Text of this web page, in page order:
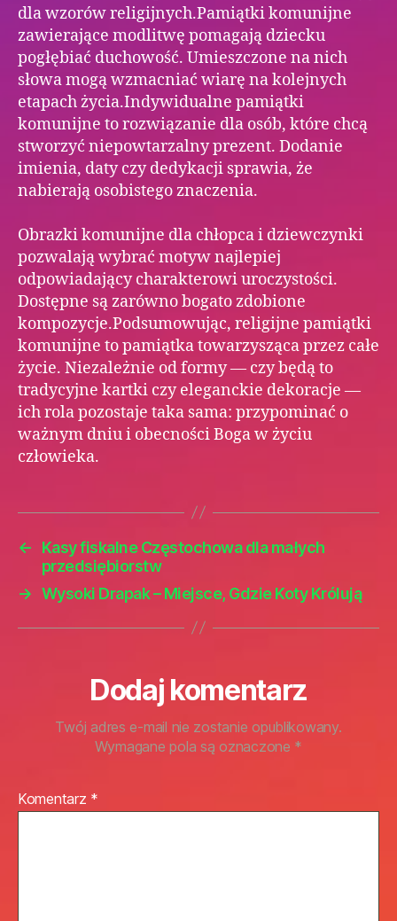
dla wzorów religijnych.Pamiątki komunijne
zawierające modlitwę pomagają dziecku
pogłębiać duchowość. Umieszczone na nich
słowa mogą wzmacniać wiarę na kolejnych
etapach życia.Indywidualne pamiątki
komunijne to rozwiązanie dla osób, które chcą
stworzyć niepowtarzalny prezent. Dodanie
imienia, daty czy dedykacji sprawia, że
nabierają osobistego znaczenia.
Obrazki komunijne dla chłopca i dziewczynki
pozwalają wybrać motyw najlepiej
odpowiadający charakterowi uroczystości.
Dostępne są zarówno bogato zdobione
kompozycje.Podsumowując, religijne pamiątki
komunijne to pamiątka towarzysząca przez całe
życie. Niezależnie od formy — czy będą to
tradycyjne kartki czy eleganckie dekoracje —
ich rola pozostaje taka sama: przypominać o
ważnym dniu i obecności Boga w życiu
człowieka.
←
Kasy fiskalne Częstochowa dla małych
przedsiębiorstw
→ Wysoki Drapak – Miejsce, Gdzie Koty Królują
Dodaj komentarz
Twój adres e-mail nie zostanie opublikowany.
Wymagane pola są oznaczone *
Komentarz *